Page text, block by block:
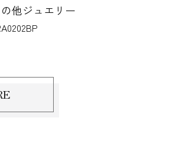
他ジュエリー